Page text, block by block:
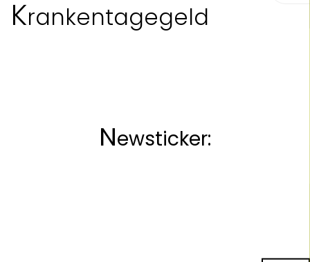
Krankentagegeld
Newsticker: